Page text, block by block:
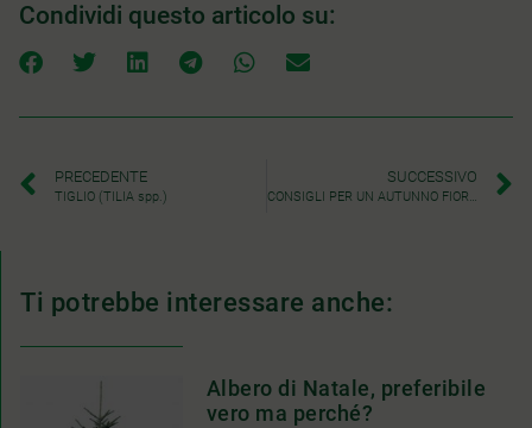
Condividi questo articolo su:
PRECEDENTE
TIGLIO (TILIA spp.)
SUCCESSIVO
CONSIGLI PER UN AUTUNNO FIORITO
Ti potrebbe interessare anche:
Albero di Natale, preferibile
vero ma perché?